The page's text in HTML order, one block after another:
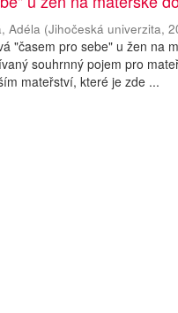
Adéla (Jihočeská univerzita,
"časem pro sebe" u žen na
souhrnný pojem pro
mateřství, které je zde ...